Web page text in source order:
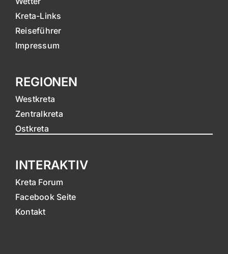
Kreta-Links
Reiseführer
Impressum
REGIONEN
Westkreta
Zentralkreta
Ostkreta
INTERAKTIV
Kreta Forum
Facebook Seite
Kontakt